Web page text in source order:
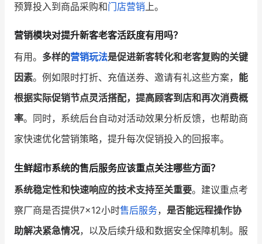
预算投入到商品采购和门店营销上。
营销模块对提升新客老客活跃度有用吗？
有用。 多样的营销玩法是促进新客转化和老客复购的关键
因素。例如限时打折、充值送券、邀请有礼这些方案， 能
根据实际促销节点灵活搭配，提高顾客到店和再次消费概
率。同时，系统后台自动对活动效果分析反馈，也帮助商
家快速优化营销策略，提升每次促销投入的回报率。
生鲜超市系统的售后服务应该重点关注哪些方面？
系统稳定性和快速响应的技术支持至关重要。建议重点考
察厂商是否提供7×12小时售后服务， 是否能远程操作协
助解决紧急情况，以及后续升级和数据安全保障机制。服